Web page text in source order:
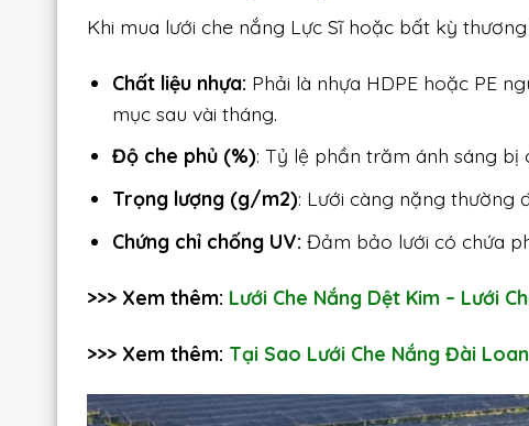
Khi mua lưới che nắng Lực Sĩ hoặc bất kỳ
Chất liệu nhựa: Phải là nhựa HDPE hoặc PE
mục sau vài tháng.
Độ che phủ (%): Tỷ lệ phần trăm ánh sáng bị
Trọng lượng (g/m2): Lưới càng nặng thường
Chứng chỉ chống UV: Đảm bảo lưới có chứa
>>> Xem thêm: Lưới Che Nắng Dệt Kim – Lưới
>>> Xem thêm: Tại Sao Lưới Che Nắng Đài